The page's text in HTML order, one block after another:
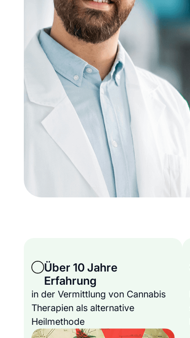
Über 10 Jahre
Erfahrung
in der Vermittlung von Cannabis
Therapien als alternative
Heilmethode